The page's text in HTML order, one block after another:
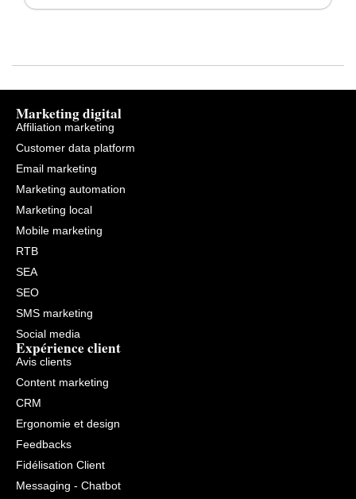
Marketing digital
Affiliation marketing
Customer data platform
Email marketing
Marketing automation
Marketing local
Mobile marketing
RTB
SEA
SEO
SMS marketing
Social media
Expérience client
Avis clients
Content marketing
CRM
Ergonomie et design
Feedbacks
Fidélisation Client
Messaging - Chatbot